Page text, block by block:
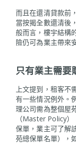
而且在還清貸款前
當按揭全數還清後
般而言，樓宇結構
險仍可為業主帶來
只有業主需要
上文提到，租客不
有一些情況例外。
理公司需為整個屋
（Master Policy
保單，業主可了解
苑總保單名單），